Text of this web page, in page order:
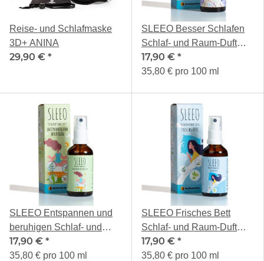
Reise- und Schlafmaske
3D+ ANINA
29,90 € *
SLEEO Besser Schlafen
Schlaf- und Raum-Duft
50ml
17,90 € *
35,80 € pro 100 ml
SLEEO Entspannen und
beruhigen Schlaf- und
Raum-Duft 50ml
17,90 € *
35,80 € pro 100 ml
SLEEO Frisches Bett
Schlaf- und Raum-Duft
50ml
17,90 € *
35,80 € pro 100 ml